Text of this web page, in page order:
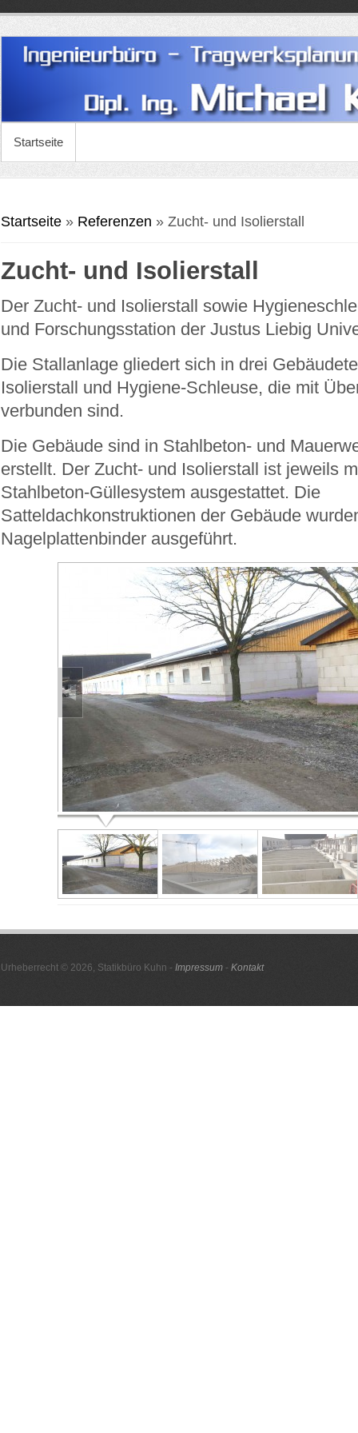
Startseite
Sie sind hier
Startseite » Referenzen » Zucht- und Isolierstall
Zucht- und Isolierstall
Der Zucht- und Isolierstall sowie
und Forschungsstation der Justus Liebig
Die Stallanlage gliedert sich in drei
Isolierstall und Hygiene-Schleuse, die mit
verbunden sind.
Die Gebäude sind in Stahlbeton- und
erstellt. Der Zucht- und Isolierstall ist jeweils
Stahlbeton-Güllesystem ausgestattet. Die
Satteldachkonstruktionen der Gebäude
Nagelplattenbinder ausgeführt.
Urheberrecht © 2026, Statikbüro Kuhn - Impressum - Kontakt